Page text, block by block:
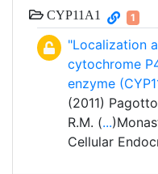
CYP11A1 1
"Localization
cytochrome
enzyme
(2011)
R.M. (...
Cellular